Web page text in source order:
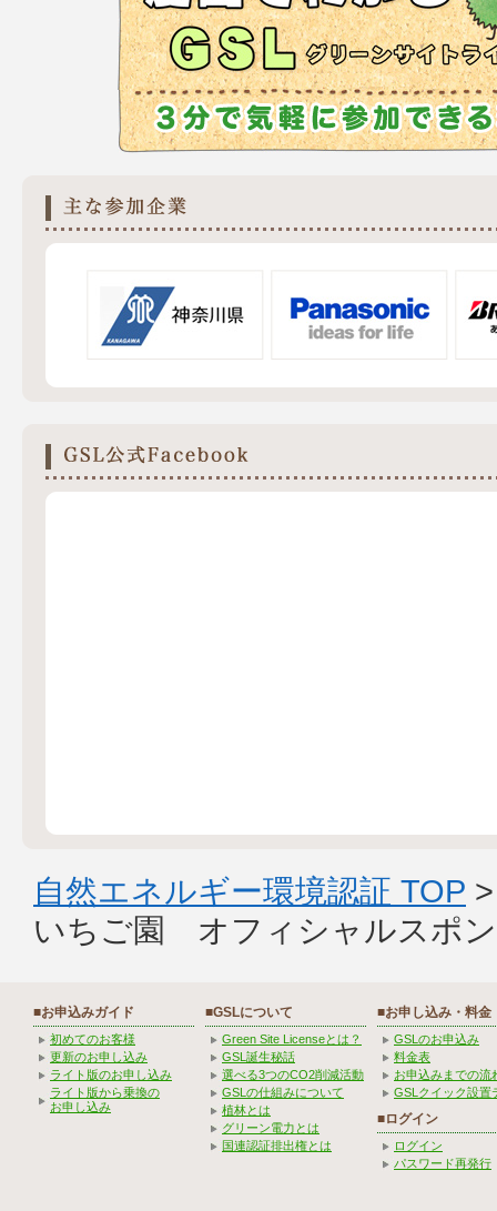
自然エネルギー環境認証 TOP
いちご園 オフィシャルスポ
■お申込みガイド
初めてのお客様
更新のお申し込み
ライト版のお申し込み
ライト版から乗換の
お申し込み
■GSLについて
Green Site Licenseとは？
GSL誕生秘話
選べる3つのCO2削減活動
GSLの仕組みについて
植林とは
グリーン電力とは
国連認証排出権とは
■お申し込み・料金
GSLのお申込み
料金表
お申込みまでの流
GSLクイック設置
■ログイン
ログイン
パスワード再発行